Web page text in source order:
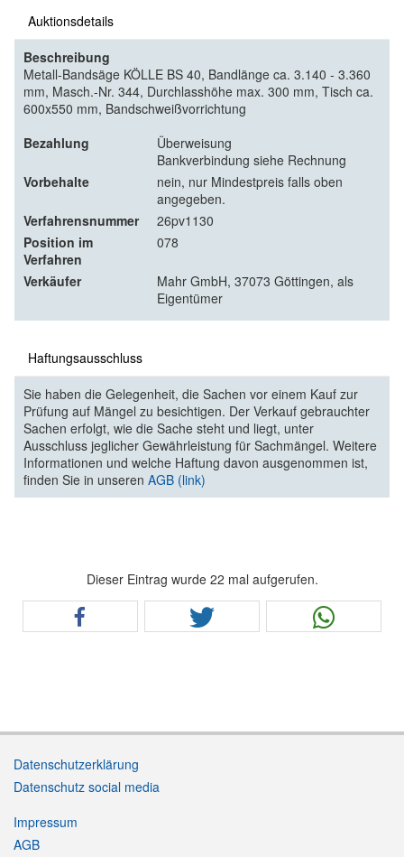
Auktionsdetails
Beschreibung
Metall-Bandsäge KÖLLE BS 40, Bandlänge ca. 3.140 - 3.360
mm, Masch.-Nr. 344, Durchlasshöhe max. 300 mm, Tisch ca.
600x550 mm, Bandschweißvorrichtung
Bezahlung
Überweisung
Bankverbindung siehe Rechnung
Vorbehalte
nein, nur Mindestpreis falls oben
angegeben.
Verfahrensnummer
26pv1130
Position im
Verfahren
078
Verkäufer
Mahr GmbH, 37073 Göttingen, als
Eigentümer
Haftungsausschluss
Sie haben die Gelegenheit, die Sachen vor einem Kauf zur
Prüfung auf Mängel zu besichtigen. Der Verkauf gebrauchter
Sachen erfolgt, wie die Sache steht und liegt, unter
Ausschluss jeglicher Gewährleistung für Sachmängel. Weitere
Informationen und welche Haftung davon ausgenommen ist,
finden Sie in unseren AGB (link)
Dieser Eintrag wurde 22 mal aufgerufen.
Datenschutzerklärung
Datenschutz social media
Impressum
AGB